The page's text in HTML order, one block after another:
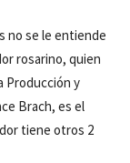
no se le entiende
rosarino, quien
Producción y
Brach, es el
tiene otros 2